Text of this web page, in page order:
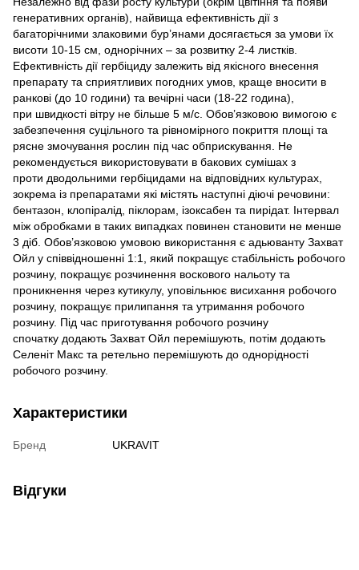
генеративних органів), найвища ефективність дії з
багаторічними злаковими бур’янами досягається за умови їх
висоти 10-15 см, однорічних – за розвитку 2-4 листків.
Ефективність дії гербіциду залежить від якісного внесення
препарату та сприятливих погодних умов, краще вносити в
ранкові (до 10 години) та вечірні часи (18-22 година),
при швидкості вітру не більше 5 м/с. Обов’язковою вимогою є
забезпечення суцільного та рівномірного покриття площі та
рясне змочування рослин під час обприскування. Не
рекомендується використовувати в бакових сумішах з
проти дводольними гербіцидами на відповідних культурах,
зокрема із препаратами які містять наступні діючі речовини:
бентазон, клопіралід, піклорам, ізоксабен та пирідат. Інтервал
між обробками в таких випадках повинен становити не менше
3 діб. Обов’язковою умовою використання є адьюванту Захват
Ойл у співвідношенні 1:1, який покращує стабільність робочого
розчину, покращує розчинення воскового нальоту та
проникнення через кутикулу, уповільнює висихання робочого
розчину, покращує прилипання та утримання робочого
розчину. Під час приготування робочого розчину
спочатку додають Захват Ойл перемішують, потім додають
Селеніт Макс та ретельно перемішують до однорідності
робочого розчину.
Характеристики
Бренд UKRAVIT
Відгуки